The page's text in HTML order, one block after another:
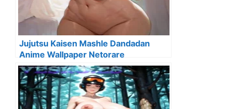
Jujutsu Kaisen Mashle Dandadan
Anime Wallpaper Netorare